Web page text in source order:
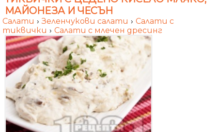
МАЙОНЕЗА И ЧЕСЪН
Салати › Зеленчукови салати › Салати с
тиквички › Салати с млечен дресинг